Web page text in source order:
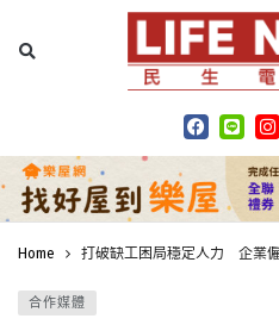
Home 打破缺工困局穩定人力 企業
合作媒體